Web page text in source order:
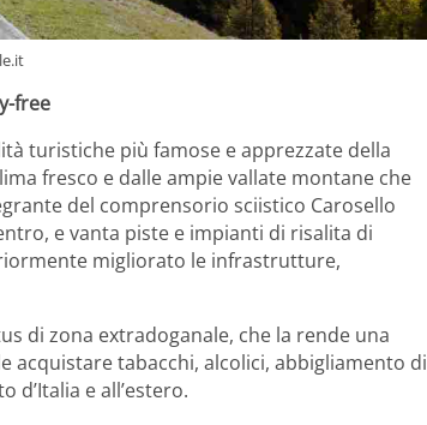
free
turistiche più famose e apprezzate della
fresco e dalle ampie vallate montane che
del comprensorio sciistico Carosello
e vanta piste e impianti di risalita di
migliorato le infrastrutture,
di zona extradoganale, che la rende una
acquistare tabacchi, alcolici, abbigliamento di
e all’estero.